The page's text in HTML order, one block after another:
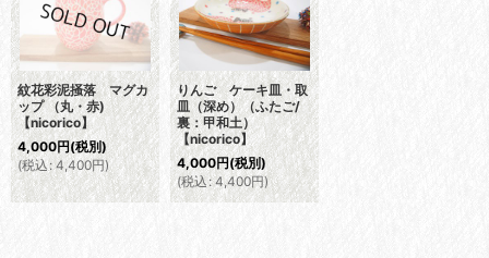
紋花彩泥掻落 マグカ
ップ （丸・赤)
【nicorico】
4,000円(税別)
(税込: 4,400円)
りんご ケーキ皿・取
皿（深め）（ふたご/
裏：甲和土）
【nicorico】
4,000円(税別)
(税込: 4,400円)